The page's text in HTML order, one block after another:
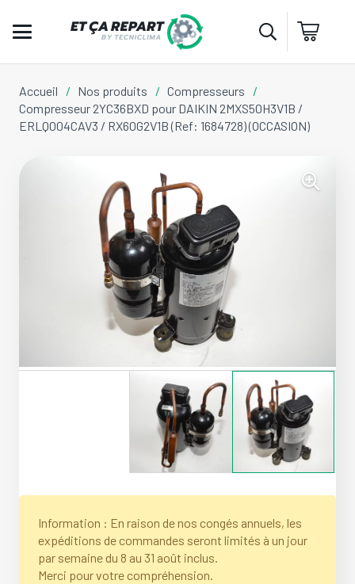
Accueil / Nos produits / Compresseurs
/
Compresseur 2YC36BXD pour DAIKIN 2MXS50H3V1B /
ERLQ004CAV3 / RX60G2V1B (Ref: 1684728) (OCCASION)
Information : En raison de nos congés annuels, les
expéditions de commandes seront limités à un jour
par semaine du 8 au 31 août inclus.
Merci pour votre compréhension.